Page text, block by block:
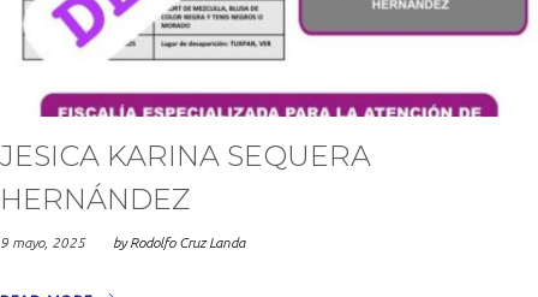
JESICA KARINA SEQUERA
HERNÁNDEZ
9 mayo, 2025 byRodolfo Cruz Landa